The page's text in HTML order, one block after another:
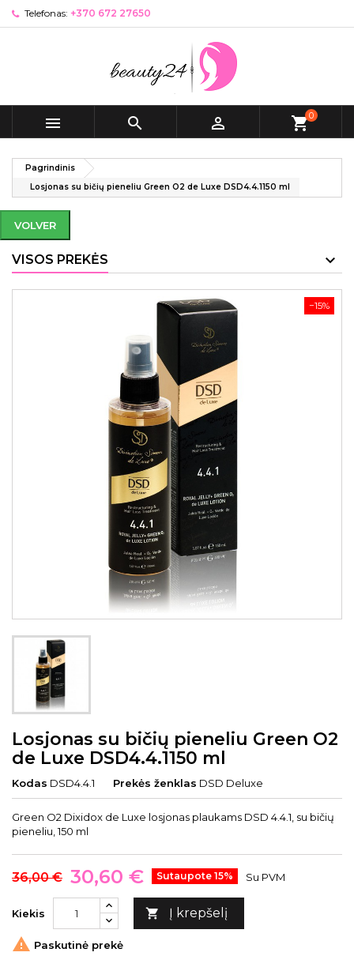
Telefonas: +370 672 27650
   shopping_cart0
Pagrindinis
Losjonas su bičių pieneliu Green O2 de Luxe DSD4.4.1150 ml
VOLVER
VISOS PREKĖS
−15%
Losjonas su bičių pieneliu Green O2
de Luxe DSD4.4.1150 ml
Kodas DSD4.4.1 Prekės ženklas DSD Deluxe
Green O2 Dixidox de Luxe losjonas plaukams DSD 4.4.1, su bičių
pieneliu, 150 ml
36,00 € 30,60 € Sutaupote 15% Su PVM
Kiekis  Į krepšelį
 Paskutinė prekė